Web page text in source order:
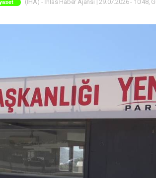
(İHA) - İhlas Haber Ajansı | 29.07.2026 - 10:48,